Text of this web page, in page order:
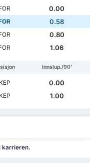
0.00
0.58
0.80
1.06
Innslup./90'
KEP
0.00
KEP 1.00
karrieren.